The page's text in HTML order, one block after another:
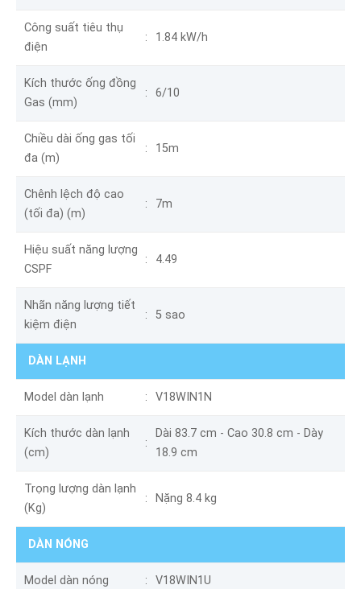
Công suất tiêu thụ
điện
1.84 kW/h
Kích thước ống đồng
Gas (mm)
6/10
Chiều dài ống gas tối
đa (m)
15m
Chênh lệch độ cao
(tối đa) (m)
7m
Hiệu suất năng lượng
CSPF
4.49
Nhãn năng lượng tiết
kiệm điện
5 sao
DÀN LẠNH
Model dàn lạnh V18WIN1N
Kích thước dàn lạnh
(cm)
Dài 83.7 cm - Cao 30.8 cm - Dày
18.9 cm
Trọng lượng dàn lạnh
(Kg)
Nặng 8.4 kg
DÀN NÓNG
Model dàn nóng V18WIN1U